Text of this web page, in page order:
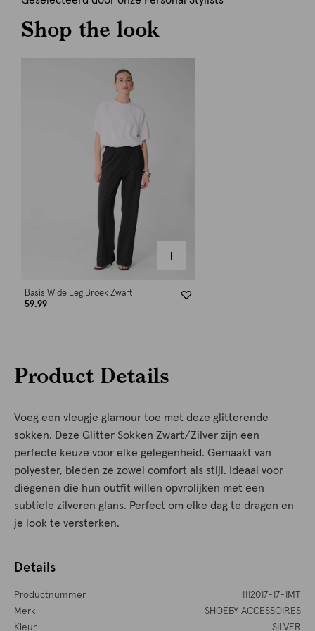
Shop the look
Basis Wide Leg Broek Zwart
59.99
Product Details
Voeg een vleugje glamour toe met deze glitterende
sokken. Deze Glitter Sokken Zwart/Zilver zijn een
perfecte keuze voor elke gelegenheid. Gemaakt van
polyester, bieden ze zowel comfort als stijl. Ideaal voor
diegenen die hun outfit willen opvrolijken met een
subtiele zilveren glans. Perfect om elke dag te dragen en
je look te versterken.
Details
Productnummer
1112017-17-1MT
Merk
SHOEBY ACCESSOIRES
Kleur
SILVER